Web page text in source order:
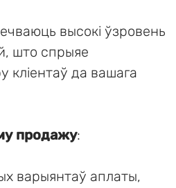
высокі ўзровень
што спрыяе
кліентаў да вашага
продажу:
варыянтаў аплаты,